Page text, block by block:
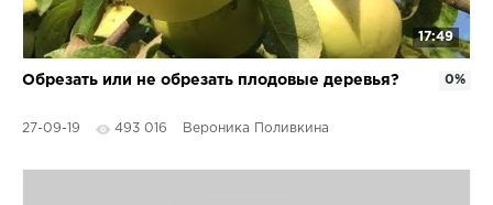
17:49
Обрезать или не обрезать плодовые деревья?
27-09-19 493 016 Вероника Поливкина
0%